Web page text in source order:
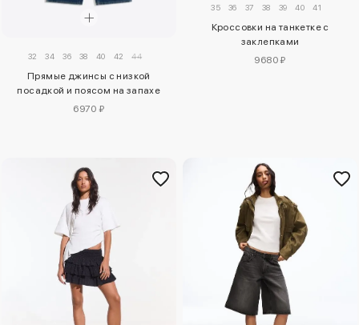
32 34 36 38 40 42 44
Прямые джинсы с низкой
посадкой и поясом на запахе
6970 ₽
35 36 37 38 39 40 41
Кроссовки на танкетке с
заклепками
9680 ₽